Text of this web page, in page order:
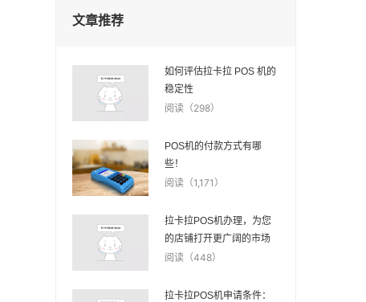
文章推荐
如何评估拉卡拉 POS 机的
稳定性
阅读（298）
POS机的付款方式有哪
些！
阅读（1,171）
拉卡拉POS机办理，为您
的店铺打开更广阔的市场
阅读（448）
拉卡拉POS机申请条件：